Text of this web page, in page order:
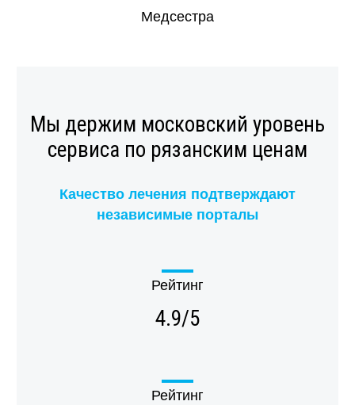
Медсестра
Мы держим московский уровень
сервиса по рязанским ценам
Качество лечения подтверждают
независимые порталы
Рейтинг
4.9/5
Рейтинг